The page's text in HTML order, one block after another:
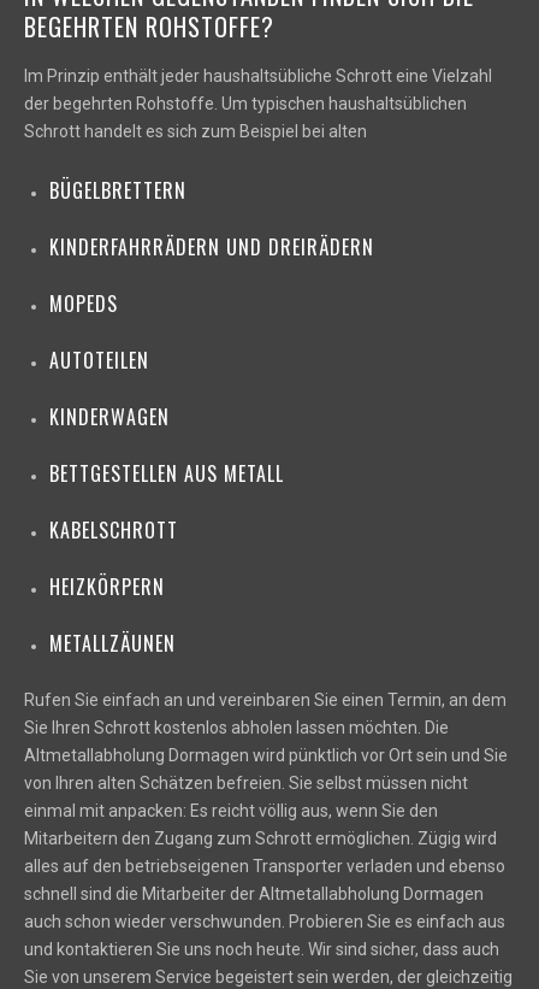
BEGEHRTEN ROHSTOFFE?
Im Prinzip enthält jeder haushaltsübliche Schrott eine Vielzahl
der begehrten Rohstoffe. Um typischen haushaltsüblichen
Schrott handelt es sich zum Beispiel bei alten
BÜGELBRETTERN
KINDERFAHRRÄDERN UND DREIRÄDERN
MOPEDS
AUTOTEILEN
KINDERWAGEN
BETTGESTELLEN AUS METALL
KABELSCHROTT
HEIZKÖRPERN
METALLZÄUNEN
Rufen Sie einfach an und vereinbaren Sie einen Termin, an dem
Sie Ihren Schrott kostenlos abholen lassen möchten. Die
Altmetallabholung Dormagen wird pünktlich vor Ort sein und Sie
von Ihren alten Schätzen befreien. Sie selbst müssen nicht
einmal mit anpacken: Es reicht völlig aus, wenn Sie den
Mitarbeitern den Zugang zum Schrott ermöglichen. Zügig wird
alles auf den betriebseigenen Transporter verladen und ebenso
schnell sind die Mitarbeiter der Altmetallabholung Dormagen
auch schon wieder verschwunden. Probieren Sie es einfach aus
und kontaktieren Sie uns noch heute. Wir sind sicher, dass auch
Sie von unserem Service begeistert sein werden, der gleichzeitig